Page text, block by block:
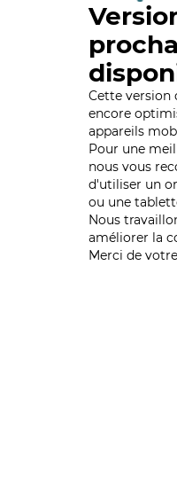
Cette version
encore
appareils
Pour une
nous vous
d'utiliser un
ou une
Nous
améliorer la
Merci de